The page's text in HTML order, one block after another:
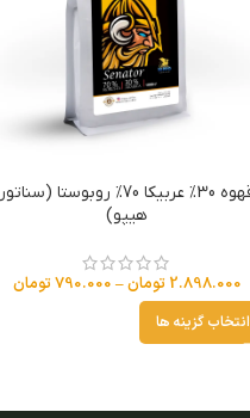
قهوه 30% عربیکا 70% روبوستا (سناتور
هیپو)
2.898.000 تومان–
790.000تومان
انتخاب گزینه ها